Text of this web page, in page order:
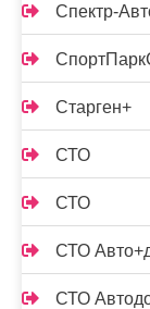
Спектр-
Старген+
СТО
СТО
СТО
СТО